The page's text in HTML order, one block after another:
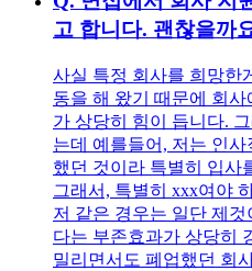
고 합니다. 괜찮을까
사실 특정 회사를 희망한
동을 해 왔기 때문에 회사
가 상당히 힘이 듭니다.
는데 예를들어, 저는 인
했던 것이라 특별히 입사
그래서, 특별히 xxx여야
저 같은 경우는 일단 제
다는 부존효과가 상당히
밀리면서도 폐업했던 회